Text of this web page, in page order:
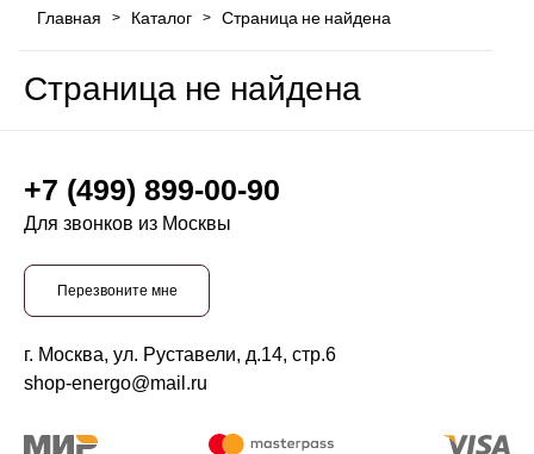
Главная > Каталог > Страница не найдена
Страница не найдена
+7 (499) 899-00-90
Для звонков из Москвы
Перезвоните мне
г. Москва, ул. Руставели, д.14, стр.6
shop-energo@mail.ru